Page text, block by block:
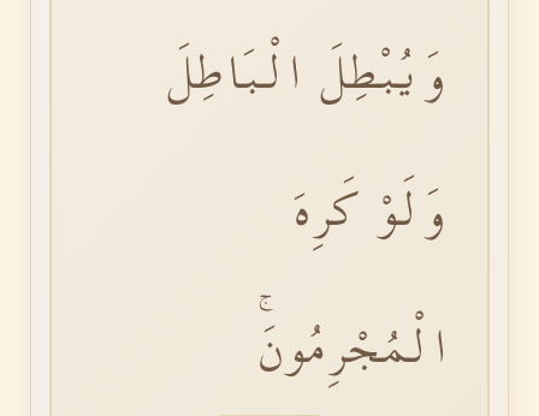
وَيُبْطِلَ الْبَاطِلَ
وَلَوْ كَرِهَ
الْمُجْرِمُونَۚ